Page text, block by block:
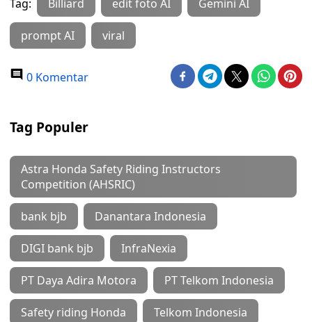
Tag: Billiard edit foto AI Gemini AI
prompt AI viral
0 Komentar
Tag Populer
Astra Honda Safety Riding Instructors
Competition (AHSRIC)
bank bjb Danantara Indonesia
DIGI bank bjb InfraNexia
PT Daya Adira Motora PT Telkom Indonesia
Safety riding Honda Telkom Indonesia